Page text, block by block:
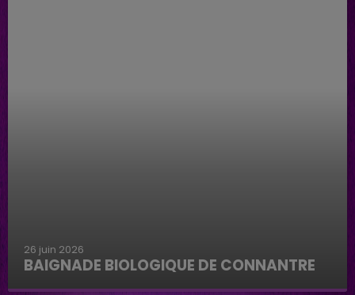
26 juin 2026
BAIGNADE BIOLOGIQUE DE CONNANTRE
Baignade biologique de Connantre